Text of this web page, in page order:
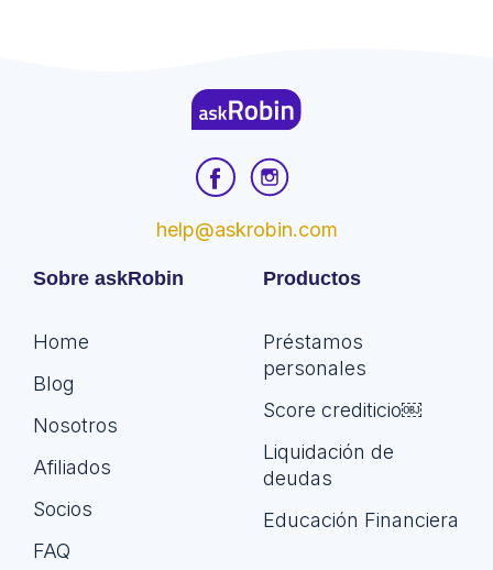
Sobre askRobin
Home
Blog
Nosotros
Afiliados
Socios
FAQ
Productos
Préstamos
personales
Score crediticio￼
Liquidación de
deudas
Educación Financiera
help@askrobin.com